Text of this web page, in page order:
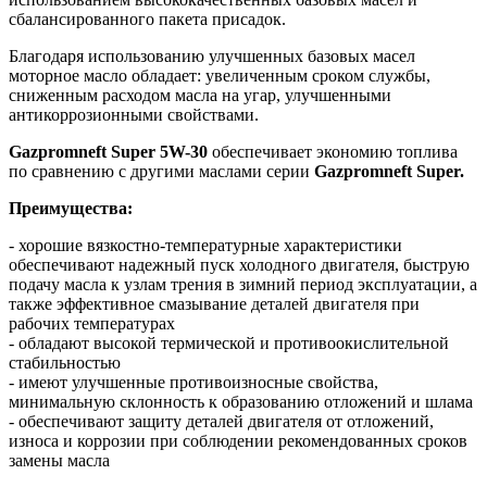
сбалансированного пакета присадок.
Благодаря использованию улучшенных базовых масел
моторное масло обладает: увеличенным сроком службы,
сниженным расходом масла на угар, улучшенными
антикоррозионными свойствами.
Gazpromneft Super 5W-30 обеспечивает экономию топлива
по сравнению с другими маслами серии Gazpromneft Super.
Преимущества:
- хорошие вязкостно-температурные характеристики
обеспечивают надежный пуск холодного двигателя, быструю
подачу масла к узлам трения в зимний период эксплуатации, а
также эффективное смазывание деталей двигателя при
рабочих температурах
- обладают высокой термической и противоокислительной
стабильностью
- имеют улучшенные противоизносные свойства,
минимальную склонность к образованию отложений и шлама
- обеспечивают защиту деталей двигателя от отложений,
износа и коррозии при соблюдении рекомендованных сроков
замены масла